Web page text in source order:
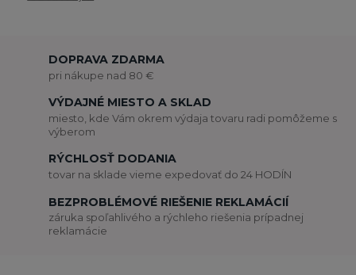
DOPRAVA ZDARMA
pri nákupe nad 80 €
VÝDAJNÉ MIESTO A SKLAD
miesto, kde Vám okrem výdaja tovaru radi pomôžeme s
výberom
RÝCHLOSŤ DODANIA
tovar na sklade vieme expedovať do 24 HODÍN
BEZPROBLÉMOVÉ RIEŠENIE REKLAMÁCIÍ
záruka spoľahlivého a rýchleho riešenia prípadnej
reklamácie